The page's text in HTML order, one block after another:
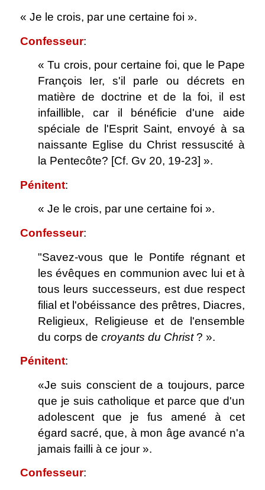
« Je le crois, par une certaine foi ».
Confesseur:
« Tu crois, pour certaine foi, que le Pape
François Ier, s'il parle ou décrets en
matière de doctrine et de la foi, il est
infaillible, car il bénéficie d'une aide
spéciale de l'Esprit Saint, envoyé à sa
naissante Eglise du Christ ressuscité à
la Pentecôte? [Cf. Gv 20, 19-23] ».
Pénitent:
« Je le crois, par une certaine foi ».
Confesseur:
"Savez-vous que le Pontife régnant et
les évêques en communion avec lui et à
tous leurs successeurs, est due respect
filial et l'obéissance des prêtres, Diacres,
Religieux, Religieuse et de l'ensemble
du corps de croyants du Christ? ».
Pénitent:
«Je suis conscient de a toujours, parce
que je suis catholique et parce que d'un
adolescent que je fus amené à cet
égard sacré, que, à mon âge avancé n'a
jamais failli à ce jour ».
Confesseur: